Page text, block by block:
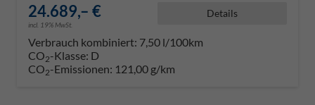
24.689,– €
incl. 19% MwSt.
Details
Verbrauch kombiniert: 7,50 l/100km
CO2-Klasse: D
CO2-Emissionen: 121,00 g/km